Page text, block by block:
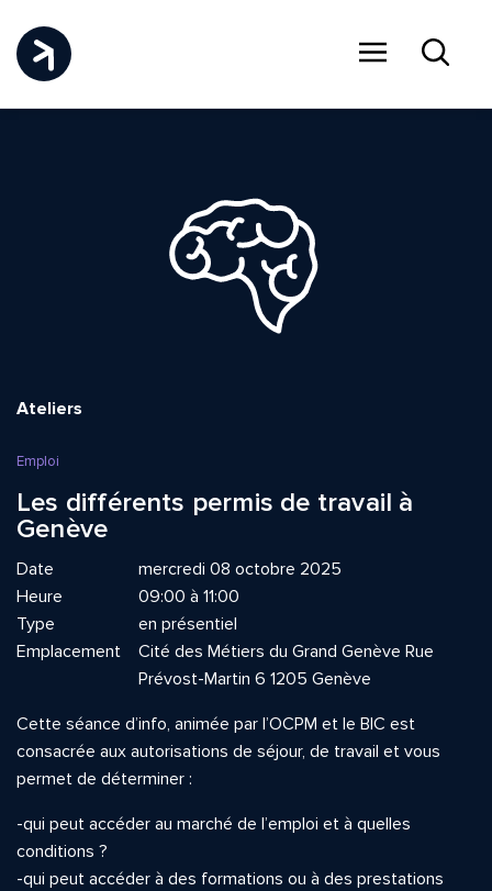
Ateliers
Emploi
Les différents permis de travail à
Genève
Date
mercredi 08 octobre 2025
Heure
09:00 à 11:00
Type
en présentiel
Emplacement
Cité des Métiers du Grand Genève Rue
Prévost-Martin 6 1205 Genève
Cette séance d’info, animée par l’OCPM et le BIC est
consacrée aux autorisations de séjour, de travail et vous
permet de déterminer :
-qui peut accéder au marché de l’emploi et à quelles
conditions ?
-qui peut accéder à des formations ou à des prestations